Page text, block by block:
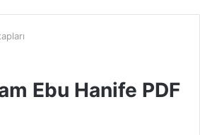
Ebu Hanife PDF